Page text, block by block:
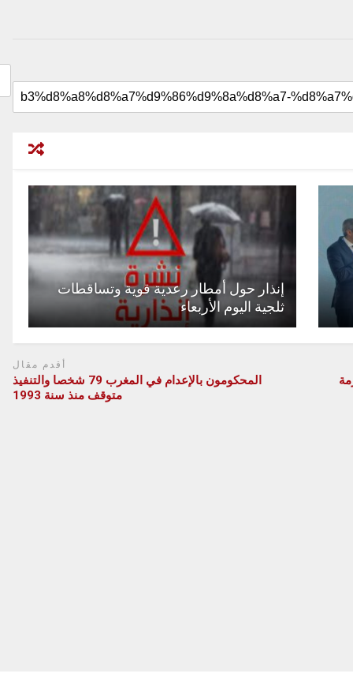
إنذار حول أمطار رعدية قوية وتساقطات
ثلجية اليوم الأربعاء
أقدم مقال
المحكومون بالإعدام في المغرب 79 شخصا والتنفيذ
متوقف منذ سنة 1993